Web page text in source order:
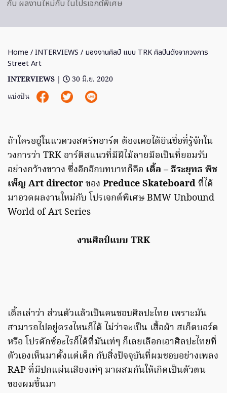
กับ ผลงานใหม่กับ ในโปรเจกต์พิเศษ
Home /INTERVIEWS / มองงานศิลป์ แบบ TRK ศิลปินดังจากวงการ
Street Art
INTERVIEWS |
30 มิ.ย. 2020
แบ่งปัน
ถ้าใครอยู่ในแวดวงสตรีทอาร์ต ต้องเคยได้ยินชื่อที่รู้จักใน
วงการว่า TRK อาร์ติสแนวที่มีฝีไม้ลายมือเป็นที่ยอมรับ
อย่างกว้างขวาง ซึ่งอีกอีกบทบาทก็คือ เติ้ล – ธีระยุทธ พืช
เพ็ญ Art directorของ Preduce Skateboardที่ได้
มาอวดผลงานใหม่กับ โปรเจกต์พิเศษ BMW Unbound
World of Art Series
งานศิลป์แบบ TRK
เติ้ลเล่าว่า ส่วนตัวแล้วเป็นคนชอบศิลปะไทย เพราะมัน
สามารถไปอยู่ตรงไหนก็ได้ ไม่ว่าจะเป็น เสื้อผ้า สเก็ตบอร์ด
หรือ โปรดักซ์อะไรก็ได้ที่มันเท่ๆ ก็เลยเลือกเอาศิลปะไทยที่
ตัวเองเห็นมาตั้งแต่เด็ก กับสิ่งปัจจุบันที่ผมชอบอย่างเพลง
RAP ที่มีปกแผ่นเสียงเท่ๆ มาผสมกันให้เกิดเป็นตัวตน
ของผมขึ้นมา